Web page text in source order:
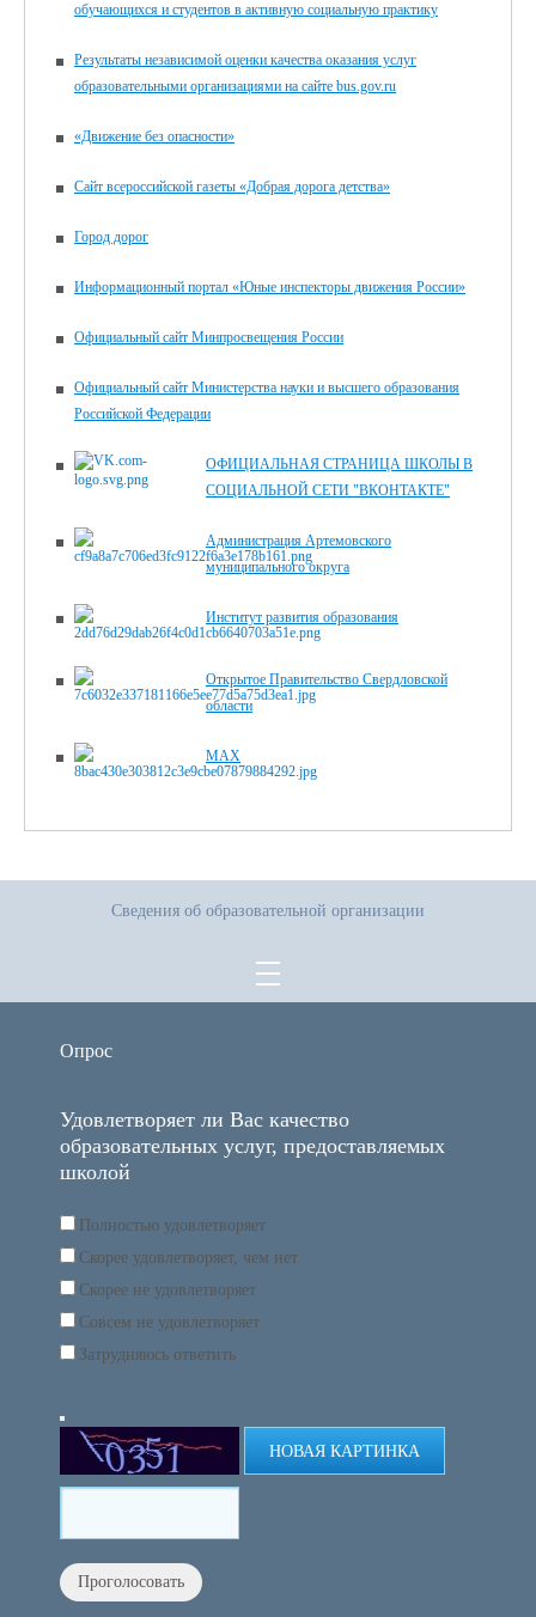
обучающихся и студентов в активную социальную практику
Результаты независимой оценки качества оказания услуг
образовательными организациями на сайте bus.gov.ru
«Движение без опасности»
Сайт всероссийской газеты «Добрая дорога детства»
Город дорог
Информационный портал «Юные инспекторы движения России»
Официальный сайт Минпросвещения России
Официальный сайт Министерства науки и высшего образования
Российской Федерации
ОФИЦИАЛЬНАЯ СТРАНИЦА ШКОЛЫ В
СОЦИАЛЬНОЙ СЕТИ "ВКОНТАКТЕ"
Администрация Артемовского
муниципального округа
Институт развития образования
Открытое Правительство Свердловской
области
MAX
Сведения об образовательной организации
Опрос
Удовлетворяет ли Вас качество
образовательных услуг, предоставляемых
школой
Полностью удовлетворяет
Скорее удовлетворяет, чем нет
Скорее не удовлетворяет
Совсем не удовлетворяет
Затрудняюсь ответить
НОВАЯ КАРТИНКА